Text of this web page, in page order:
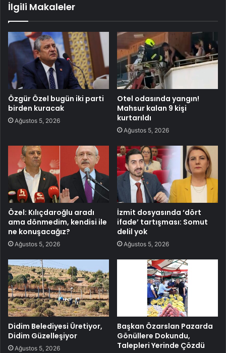
İlgili Makaleler
Özgür Özel bugün iki parti
birden kuracak
Ağustos 5, 2026
Otel odasında yangın!
Mahsur kalan 9 kişi
kurtarıldı
Ağustos 5, 2026
Özel: Kılıçdaroğlu aradı
ama dönmedim, kendisi ile
ne konuşacağız?
Ağustos 5, 2026
İzmit dosyasında ‘dört
ifade’ tartışması: Somut
delil yok
Ağustos 5, 2026
Didim Belediyesi Üretiyor,
Didim Güzelleşiyor
Ağustos 5, 2026
Başkan Özarslan Pazarda
Gönüllere Dokundu,
Talepleri Yerinde Çözdü